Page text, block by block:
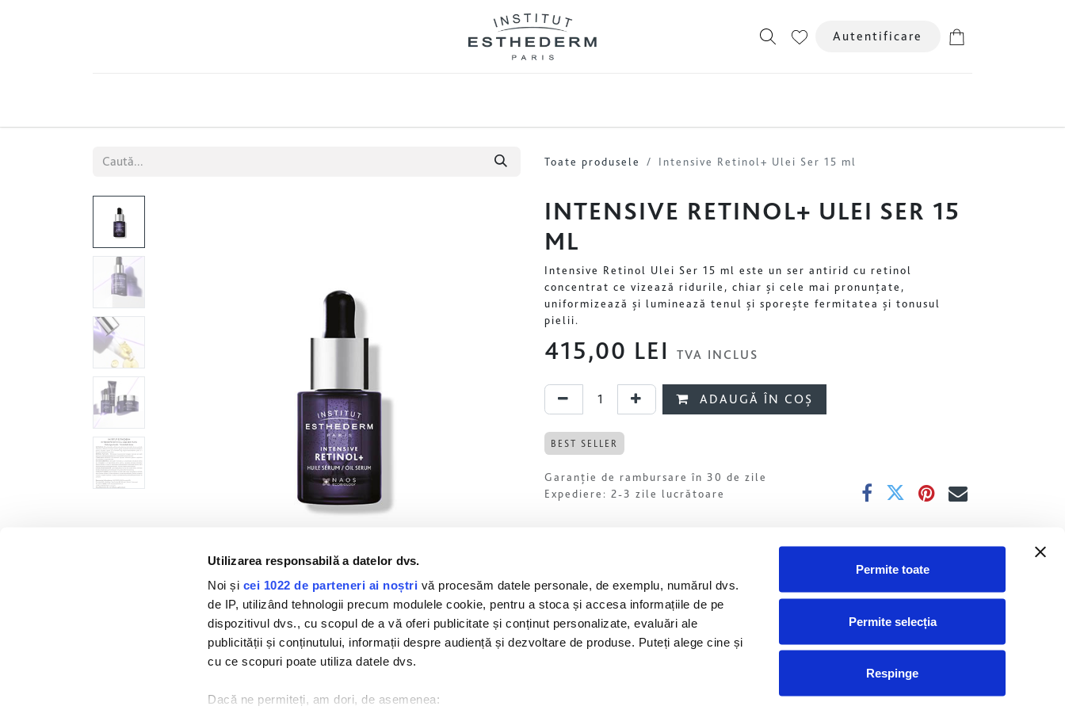
Utilizarea responsabilă a datelor dvs.
Noi și cei 1022 de parteneri ai noștri vă procesăm datele personale, de exemplu, numărul dvs.
de IP, utilizând tehnologii precum modulele cookie, pentru a stoca și accesa informațiile de pe
dispozitivul dvs., cu scopul de a vă oferi publicitate și conținut personalizate, evaluări ale
publicității și conținutului, informații despre audiență și dezvoltare de produse. Puteți alege cine și
cu ce scopuri poate utiliza datele dvs.
Dacă ne permiteți, am dori, de asemenea:
Permite toate
Permite selecția
Respinge
Autentificare
Toate produsele Intensive Retinol+ Ulei Ser 15 ml
INTENSIVE RETINOL+ ULEI SER 15
ML
Intensive Retinol Ulei Ser 15 ml este un ser antirid cu retinol
concentrat ce vizează ridurile, chiar și cele mai pronunțate,
uniformizează și luminează tenul și sporește fermitatea și tonusul
pielii.
415,00 LEI TVA INCLUS
ADAUGĂ ÎN COȘ
BEST SELLER
Garanție de rambursare în 30 de zile
Expediere: 2-3 zile lucrătoare
RIDURI PROFUNDE/ FOTOÎMBĂTRÂNIRE